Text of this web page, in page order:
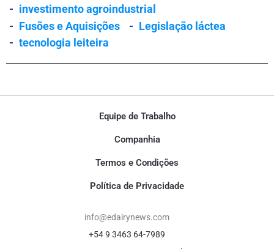
- investimento agroindustrial
- Fusões e Aquisições - Legislação láctea
- tecnologia leiteira
Equipe de Trabalho
Companhia
Termos e Condições
Política de Privacidade
info@edairynews.com
+54 9 3463 64-7989